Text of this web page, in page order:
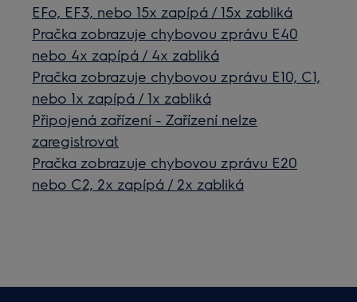
EFo, EF3, nebo 15x zapípá / 15x zabliká
Pračka zobrazuje chybovou zprávu E40
nebo 4x zapípá / 4x zabliká
Pračka zobrazuje chybovou zprávu E10, C1,
nebo 1x zapípá / 1x zabliká
Připojená zařízení - Zařízení nelze
zaregistrovat
Pračka zobrazuje chybovou zprávu E20
nebo C2, 2x zapípá / 2x zabliká